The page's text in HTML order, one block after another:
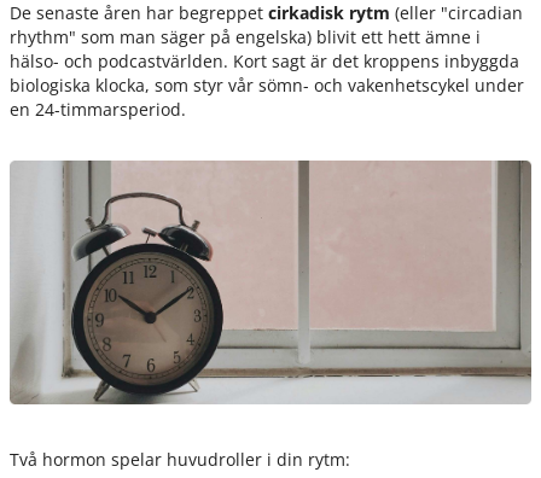
De senaste åren har begreppet cirkadisk rytm (eller "circadian
rhythm" som man säger på engelska) blivit ett hett ämne i
hälso- och podcastvärlden. Kort sagt är det kroppens inbyggda
biologiska klocka, som styr vår sömn- och vakenhetscykel under
en 24-timmarsperiod.
Två hormon spelar huvudroller i din rytm: